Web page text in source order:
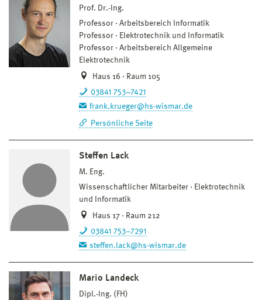
Prof. Dr.-Ing.
Professor
Arbeitsbereich Informatik
Professor
Elektrotechnik und Informatik
Professor
Arbeitsbereich Allgemeine
Elektrotechnik
Haus 16 · Raum 105
03841 753–7421
frank.krueger@hs-wismar.de
Persönliche Seite
Steffen Lack
M. Eng.
Wissenschaftlicher Mitarbeiter
Elektrotechnik
und Informatik
Haus 17 · Raum 212
03841 753–7291
steffen.lack@hs-wismar.de
Mario Landeck
Dipl.-Ing. (FH)